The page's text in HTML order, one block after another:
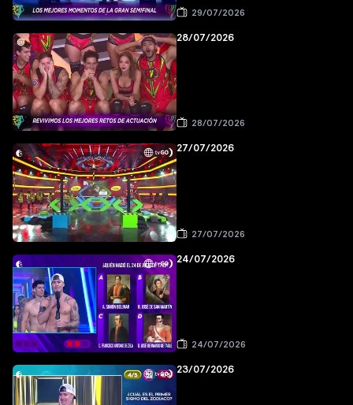
29/07/2026
28/07/2026
28/07/2026
27/07/2026
27/07/2026
24/07/2026
24/07/2026
23/07/2026